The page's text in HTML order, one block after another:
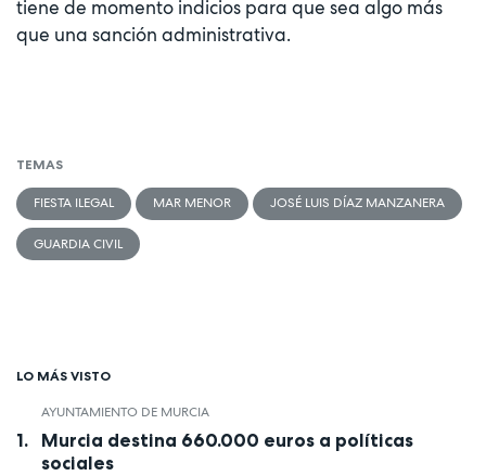
tiene de momento indicios para que sea algo más
que una sanción administrativa.
TEMAS
FIESTA ILEGAL MAR MENOR JOSÉ LUIS DÍAZ MANZANERA
GUARDIA CIVIL
LO MÁS VISTO
AYUNTAMIENTO DE MURCIA
Murcia destina 660.000 euros a políticas
sociales